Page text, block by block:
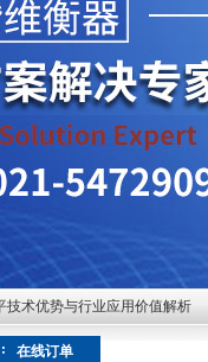
技术优势与行业应用价值解析
技术优势与行业应用价值解析
术优势与行业应用价值解析
在线订单